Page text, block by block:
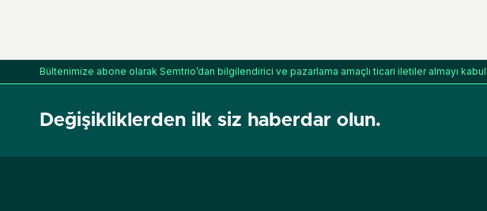
Bültenimize abone olarak Semtrio’dan bilgilendirici ve pazarlama amaçlı ticari iletiler almayı
Değişikliklerden ilk siz haberdar olun.